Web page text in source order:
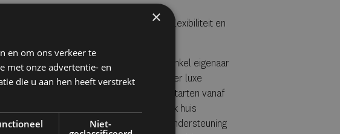
volledig zorgeloos. Via het Valeria-
wordt de tijd eerlijk verdeeld en staan flexibiliteit en
centraal.
ownershipmodel van August ben je niet enkel eigenaar
maar van een complete collectie van vier luxe
zijn er 17 mede-eigenaren. Prijzen starten vanaf
aandeel, inclusief full-service beheer. Elk huis
over twee premium golftassen en ondersteuning
×
en om ons verkeer te
met onze advertentie- en
die u aan hen heeft verstrekt
Niet-